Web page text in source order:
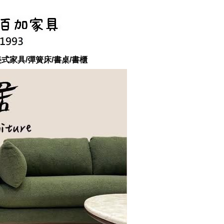
家具/彈簧床/書桌/書櫃